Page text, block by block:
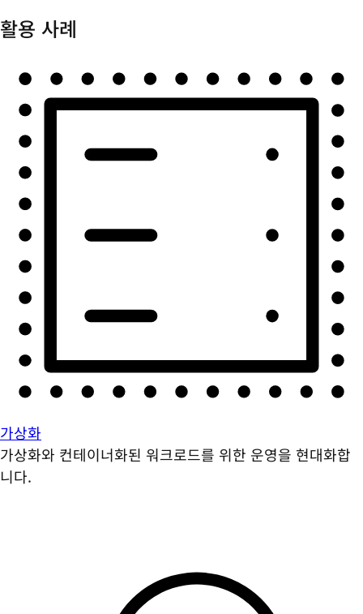
활용 사례
가상화
가상화와 컨테이너화된 워크로드를 위한 운영을 현대화합
니다.